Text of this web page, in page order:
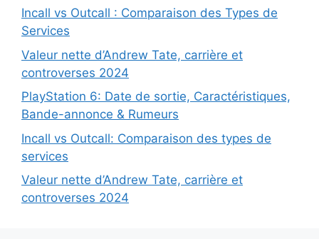
Incall vs Outcall : Comparaison des Types de
Services
Valeur nette d’Andrew Tate, carrière et
controverses 2024
PlayStation 6: Date de sortie, Caractéristiques,
Bande-annonce & Rumeurs
Incall vs Outcall: Comparaison des types de
services
Valeur nette d’Andrew Tate, carrière et
controverses 2024